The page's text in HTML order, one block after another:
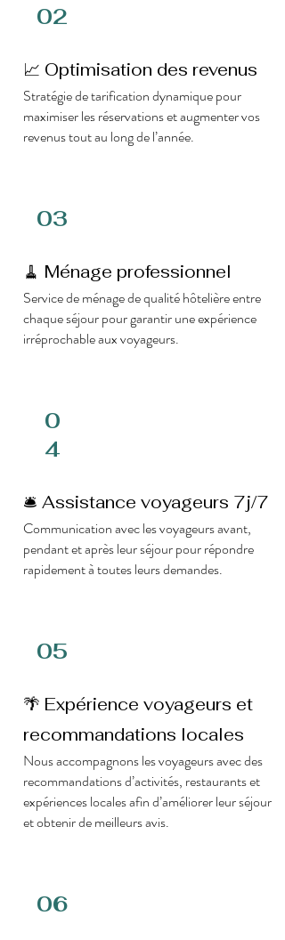
02
📈 Optimisation des revenus
Stratégie de tarification dynamique pour
maximiser les réservations et augmenter vos
revenus tout au long de l’année.
03
🧹 Ménage professionnel
Service de ménage de qualité hôtelière entre
chaque séjour pour garantir une expérience
irréprochable aux voyageurs.
0
4
🛎 Assistance voyageurs 7j/7
Communication avec les voyageurs avant,
pendant et après leur séjour pour répondre
rapidement à toutes leurs demandes.
05
🌴 Expérience voyageurs et
recommandations locales
Nous accompagnons les voyageurs avec des
recommandations d’activités, restaurants et
expériences locales afin d’améliorer leur séjour
et obtenir de meilleurs avis.
06